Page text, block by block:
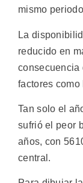
mismo
La
reducido en
consecuencia
factores como
Tan solo el
sufrió el peor
años, con
central.